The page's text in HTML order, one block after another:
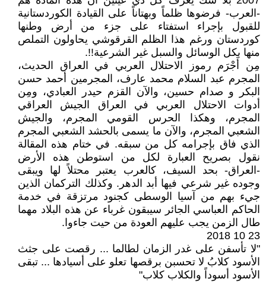
-العرب- فرضوها ظلماً وبهتاناً على القيادة الكوردستانية
للقبول بإجراء استفتاء على جزء من أرض وطنها
كوردستان ورغم هذا الظلم القرقوشي يحاولون التملص
منها بكل الوسائل والسبل غير الشرعية!!.
مِن أَجْرَم رموز الاحتلال العربي في العراق الحديث،
المجرم عبد السلام محمد عارف، المجرمين أحمد حسن
البكر و صدام حسين، والآن القزم حيدر العبادي، ومِن
أدوات الاحتلال العربي في العراق الجيش العراقي
المجرم، وهكذا الحرس القومي المجرم، والجيش
الشعبي المجرم، والآن ما يسمى بالحشد الشعبي المجرم
الذي فاق بإجرامه كل من سبقه. في ختام هذه المقالة
نقول بصريح العبارة لكل من استوطن هذه الأرض
-العراق- بحد السيف، كالعرب يعتبر محتلاً لها ويبقى
وجوده غير شرعي فيها أبد الدهر. وكذلك التركمان الذين
جيء بهم من آسيا الوسطى كجنود مرتزقة في خدمة
الحاكم العباسي الجائر سيبقون غرباء عن هذه البلاد مهما
طال الزمن يجب عليهم العودة من حيت جاءوا.
23 10 2018
"لا تأسفن على غدر الزمان لطالما ... رقصت على جثث
الأسود كلابُ لا تحسبن برقصها تعلو على أسيادها ... تبقى
الأسود أسوداً والكلاب كلاب"